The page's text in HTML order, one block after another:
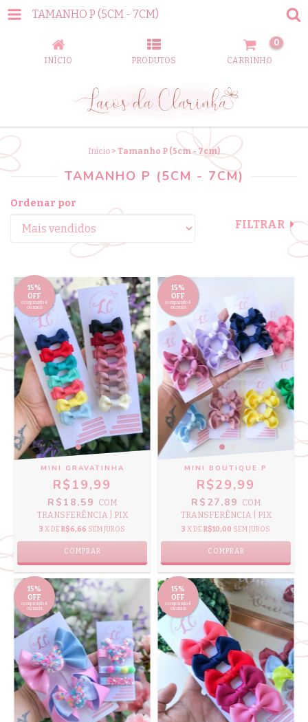
TAMANHO P (5CM - 7CM)
INÍCIO PRODUTOS CARRINHO
0
Início > Tamanho P (5cm - 7cm)
TAMANHO P (5CM - 7CM)
Ordenar por
FILTRAR
15%
OFF
comprando 4
ou mais
MINI GRAVATINHA
R$19,99
R$18,59
COM
TRANSFERÊNCIA | PIX
3 X DE R$6,66 SEM JUROS
COMPRAR
15%
OFF
comprando 4
ou mais
MINI BOUTIQUE P
R$29,99
R$27,89
COM
TRANSFERÊNCIA | PIX
3 X DE R$10,00 SEM JUROS
COMPRAR
15%
OFF
comprando 4
ou mais
15%
OFF
comprando 4
ou mais